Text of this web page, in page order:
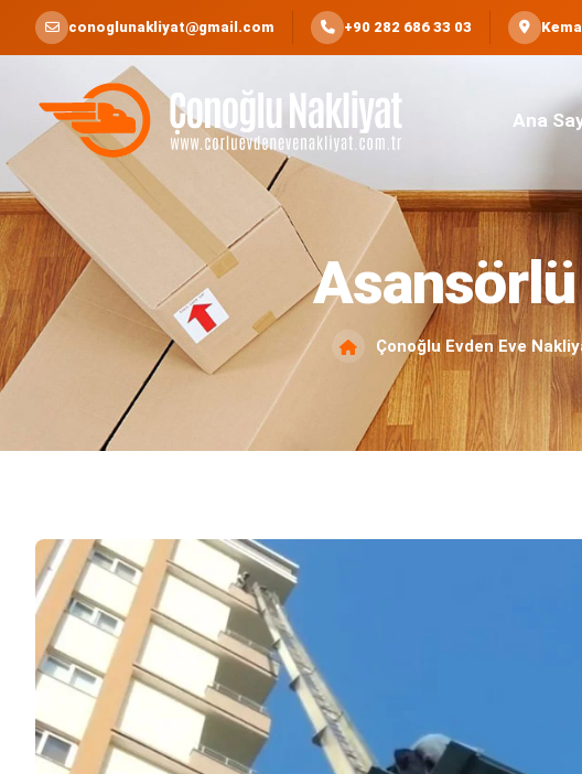
conoglunakliyat@gmail.com +90 282 686 33 03
Çorlu Evden Eve Nakliyat
Ana
Asansörlü
Çonoğlu Evden Eve